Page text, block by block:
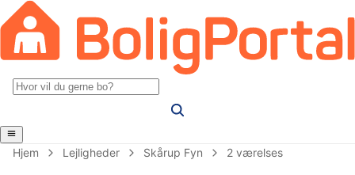
Hjem Lejligheder Skårup Fyn 2 værelses